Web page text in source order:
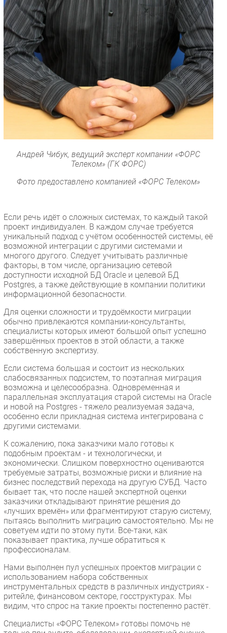
Андрей Чибук, ведущий эксперт компании «ФОРС
Телеком» (ГК ФОРС)
Фото предоставлено компанией «ФОРС Телеком»
Если речь идёт о сложных системах, то каждый такой
проект индивидуален. В каждом случае требуется
уникальный подход с учётом особенностей системы, её
возможной интеграции с другими системами и
многого другого. Следует учитывать различные
факторы, в том числе, организацию сетевой
доступности исходной БД Oracle и целевой БД
Postgres, а также действующие в компании политики
информационной безопасности.
Для оценки сложности и трудоёмкости миграции
обычно привлекаются компании-консультанты,
специалисты которых имеют большой опыт успешно
завершённых проектов в этой области, а также
собственную экспертизу.
Если система большая и состоит из нескольких
слабосвязанных подсистем, то поэтапная миграция
возможна и целесообразна. Одновременная и
параллельная эксплуатация старой системы на Oracle
и новой на Postgres - тяжело реализуемая задача,
особенно если прикладная система интегрирована с
другими системами.
К сожалению, пока заказчики мало готовы к
подобным проектам - и технологически, и
экономически. Слишком поверхностно оцениваются
требуемые затраты, возможные риски и влияние на
бизнес последствий перехода на другую СУБД. Часто
бывает так, что после нашей экспертной оценки
заказчики откладывают принятие решения до
«лучших времён» или фрагментируют старую систему,
пытаясь выполнить миграцию самостоятельно. Мы не
советуем идти по этому пути. Все-таки, как
показывает практика, лучше обратиться к
профессионалам.
Нами выполнен пул успешных проектов миграции с
использованием набора собственных
инструментальных средств в различных индустриях -
ритейле, финансовом секторе, госструктурах. Мы
видим, что спрос на такие проекты постепенно растёт.
Специалисты «ФОРС Телеком» готовы помочь не